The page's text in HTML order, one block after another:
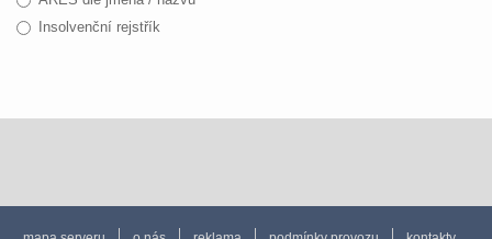
Insolvenční rejstřík